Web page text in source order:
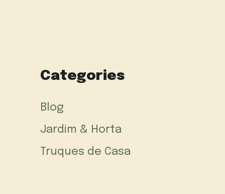
Categories
Blog
Jardim & Horta
Truques de Casa